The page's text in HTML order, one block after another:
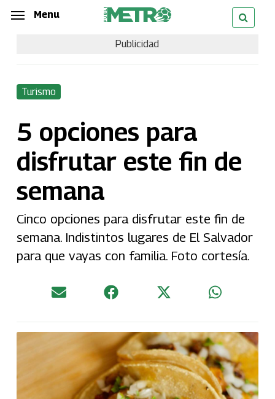
Skip
content
Menu
Publicidad
Turismo
5 opciones para
disfrutar este fin de
semana
Cinco opciones para disfrutar este fin de
semana. Indistintos lugares de El Salvador
para que vayas con familia. Foto cortesía.
Menu